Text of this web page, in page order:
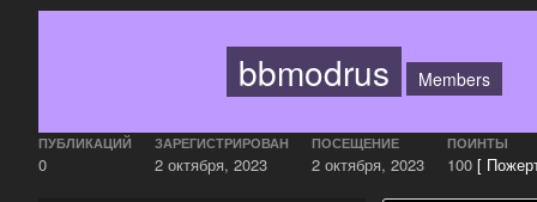
bbmodrus Members
ПУБЛИКАЦИЙ
0
ЗАРЕГИСТРИРОВАН
2 октября, 2023
ПОСЕЩЕНИЕ
2 октября, 2023
ПОИНТЫ
100 [